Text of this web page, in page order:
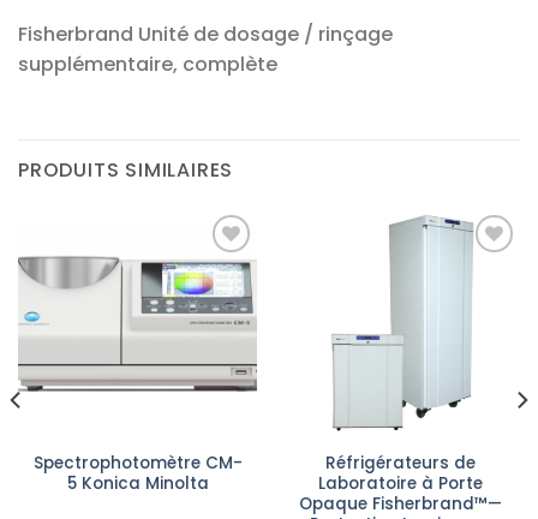
Fisherbrand Unité de dosage / rinçage
supplémentaire, complète
PRODUITS SIMILAIRES
Ajouter
à la liste
Spectrophotomètre CM-
5 Konica Minolta
Réfrigérateurs de
Laboratoire à Porte
Opaque Fisherbrand™—